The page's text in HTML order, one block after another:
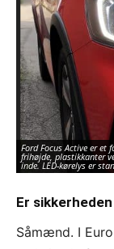
Ford Focus Active er et
frihøjde, plastikkanter
inde. LED-kørelys er
Er
Såmænd. I